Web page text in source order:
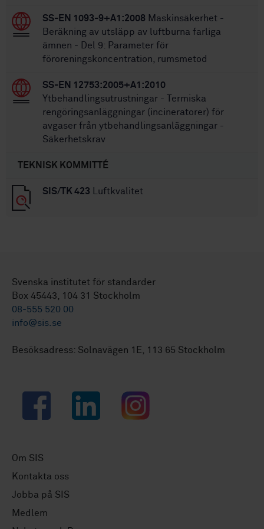
SS-EN 1093-9+A1:2008 Maskinsäkerhet -
Beräkning av utsläpp av luftburna farliga
ämnen - Del 9: Parameter för
föroreningskoncentration, rumsmetod
SS-EN 12753:2005+A1:2010
Ytbehandlingsutrustningar - Termiska
rengöringsanläggningar (incineratorer) för
avgaser från ytbehandlingsanläggningar -
Säkerhetskrav
TEKNISK KOMMITTÉ
SIS/TK 423 Luftkvalitet
Svenska institutet för standarder
Box 45443, 104 31 Stockholm
08-555 520 00
info@sis.se
Besöksadress: Solnavägen 1E, 113 65 Stockholm
Facebook LinkedIn Instagram
Om SIS
Kontakta oss
Jobba på SIS
Medlem